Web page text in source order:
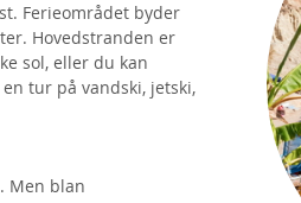
Ferieområdet byder
Hovedstranden er
sol, eller du kan
tur på vandski, jetski,
Men blan